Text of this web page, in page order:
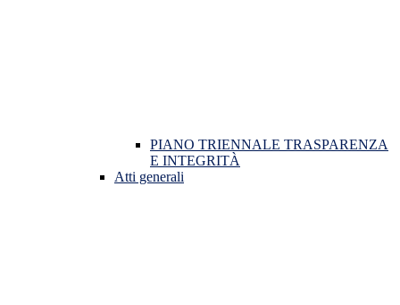
PIANO TRIENNALE TRASPARENZA
E INTEGRITÀ
Atti generali